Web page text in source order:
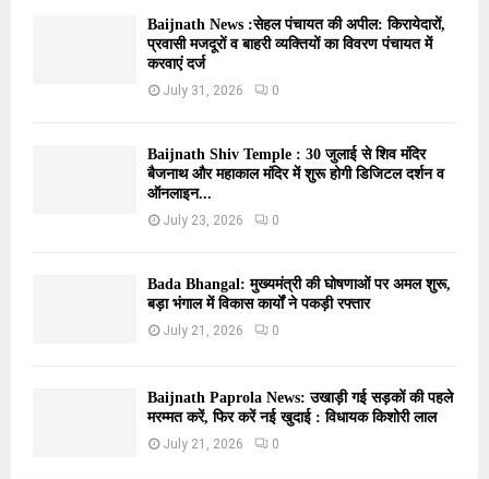
Baijnath News :सेहल पंचायत की अपील: किरायेदारों,
प्रवासी मजदूरों व बाहरी व्यक्तियों का विवरण पंचायत में
करवाएं दर्ज
July 31, 2026 0
Baijnath Shiv Temple : 30 जुलाई से शिव मंदिर
बैजनाथ और महाकाल मंदिर में शुरू होगी डिजिटल दर्शन व
ऑनलाइन...
July 23, 2026 0
Bada Bhangal: मुख्यमंत्री की घोषणाओं पर अमल शुरू,
बड़ा भंगाल में विकास कार्यों ने पकड़ी रफ्तार
July 21, 2026 0
Baijnath Paprola News: उखाड़ी गई सड़कों की पहले
मरम्मत करें, फिर करें नई खुदाई : विधायक किशोरी लाल
July 21, 2026 0